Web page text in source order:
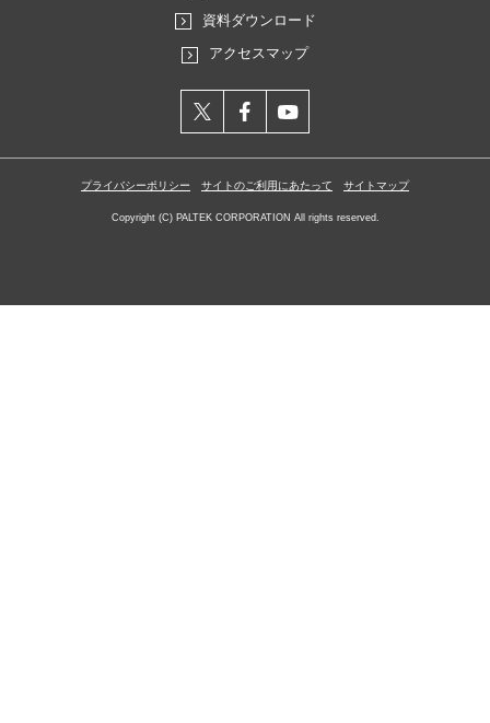
資料ダウンロード
アクセスマップ
X facebook
プライバシーポリシー サイトのご利用にあたって サイトマップ
Copyright (C) PALTEK CORPORATION All rights reserved.